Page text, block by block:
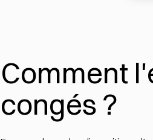
Comment
congés ?